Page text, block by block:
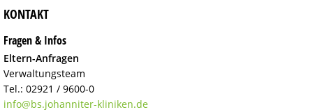
KONTAKT
Fragen & Infos
Eltern-Anfragen
Verwaltungsteam
Tel.: 02921 / 9600-0
info@bs.johanniter-kliniken.de